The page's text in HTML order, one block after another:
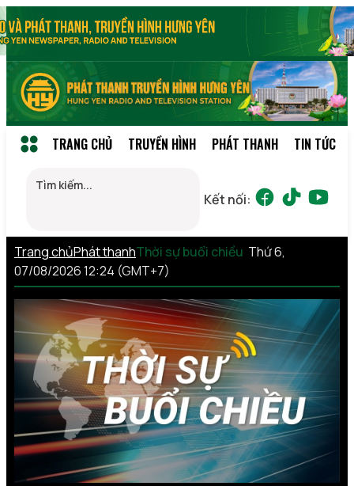
TRANG CHỦ TRUYỀN HÌNH PHÁT THANH TIN TỨC
Kết nối:
Trang chủPhát thanhThời sự buổi chiều Thứ 6,
07/08/2026 12:24 (GMT+7)